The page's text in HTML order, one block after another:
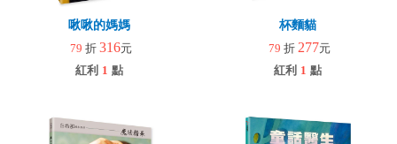
啾啾的媽媽
79 折 316元
紅利 1 點
杯麵貓
79 折 277元
紅利 1 點